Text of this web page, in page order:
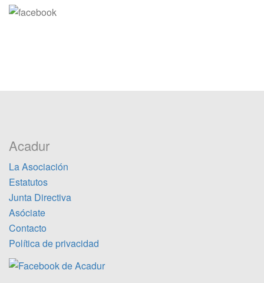
Acadur
La Asociación
Estatutos
Junta Directiva
Asóciate
Contacto
Política de privacidad